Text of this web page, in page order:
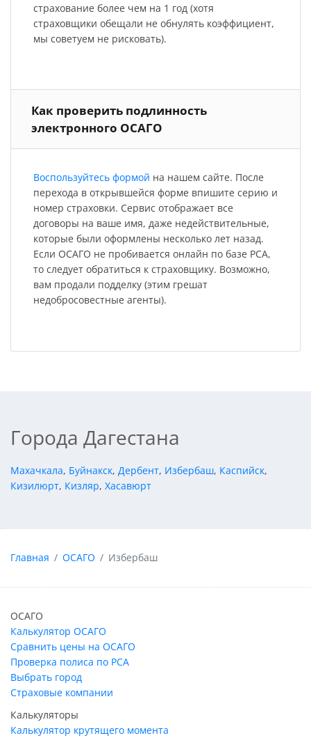
страхование более чем на 1 год (хотя
страховщики обещали не обнулять коэффициент,
мы советуем не рисковать).
Как проверить подлинность
электронного ОСАГО
Воспользуйтесь формой на нашем сайте. После
перехода в открывшейся форме впишите серию и
номер страховки. Сервис отображает все
договоры на ваше имя, даже недействительные,
которые были оформлены несколько лет назад.
Если ОСАГО не пробивается онлайн по базе РСА,
то следует обратиться к страховщику. Возможно,
вам продали подделку (этим грешат
недобросовестные агенты).
Города Дагестана
Махачкала, Буйнакск, Дербент, Избербаш, Каспийск,
Кизилюрт, Кизляр, Хасавюрт
Главная ОСАГО Избербаш
ОСАГО
Калькулятор ОСАГО
Сравнить цены на ОСАГО
Проверка полиса по РСА
Выбрать город
Страховые компании
Калькуляторы
Калькулятор крутящего момента